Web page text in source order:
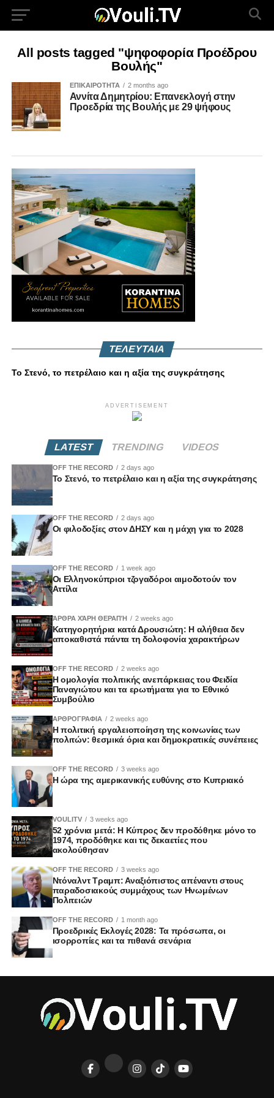
All posts tagged "ψηφοφορία Προέδρου
Βουλής"
ΕΠΙΚΑΙΡΟΤΗΤΑ 2 months ago
Αννίτα Δημητρίου: Επανεκλογή στην
Προεδρία της Βουλής με 29 ψήφους
ΤΕΛΕΥΤΑΙΑ
Το Στενό, το πετρέλαιο και η αξία της συγκράτησης
ADVERTISEMENT
LATEST TRENDING VIDEOS
OFF THE RECORD 2 days ago
Το Στενό, το πετρέλαιο και η αξία της συγκράτησης
OFF THE RECORD 2 days ago
Οι φιλοδοξίες στον ΔΗΣΥ και η μάχη για το 2028
OFF THE RECORD 1 week ago
Οι Ελληνοκύπριοι τζογαδόροι αιμοδοτούν τον
Αττίλα
ΆΡΘΡΑ ΧΆΡΗ ΘΕΡΑΠΉ 2 weeks ago
Κατηγορητήρια κατά Δρουσιώτη: Η αλήθεια δεν
αποκαθιστά πάντα τη δολοφονία χαρακτήρων
OFF THE RECORD 2 weeks ago
Η ομολογία πολιτικής ανεπάρκειας του Φειδία
Παναγιώτου και τα ερωτήματα για το Εθνικό
Συμβούλιο
ΑΡΘΡΟΓΡΑΦΙΑ 2 weeks ago
Η πολιτική εργαλειοποίηση της κοινωνίας των
πολιτών: θεσμικά όρια και δημοκρατικές συνέπειες
OFF THE RECORD 3 weeks ago
Η ώρα της αμερικανικής ευθύνης στο Κυπριακό
VOULITV 3 weeks ago
52 χρόνια μετά: Η Κύπρος δεν προδόθηκε μόνο το
1974, προδόθηκε και τις δεκαετίες που
ακολούθησαν
OFF THE RECORD 3 weeks ago
Ντόναλντ Τραμπ: Αναξιόπιστος απέναντι στους
παραδοσιακούς συμμάχους των Ηνωμένων
Πολιτειών
OFF THE RECORD 1 month ago
Προεδρικές Εκλογές 2028: Τα πρόσωπα, οι
ισορροπίες και τα πιθανά σενάρια